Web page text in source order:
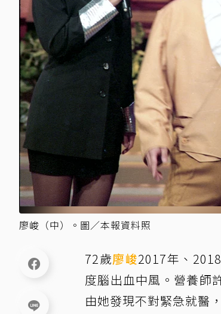
廖峻（中）。圖／本報資料照
72歲廖峻2017年、
度腦出血中風。營養師
由她發現不對緊急就醫